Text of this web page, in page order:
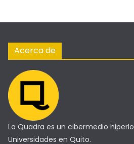
Acerca de
La Quadra es un cibermedio
Universidades en Quito.